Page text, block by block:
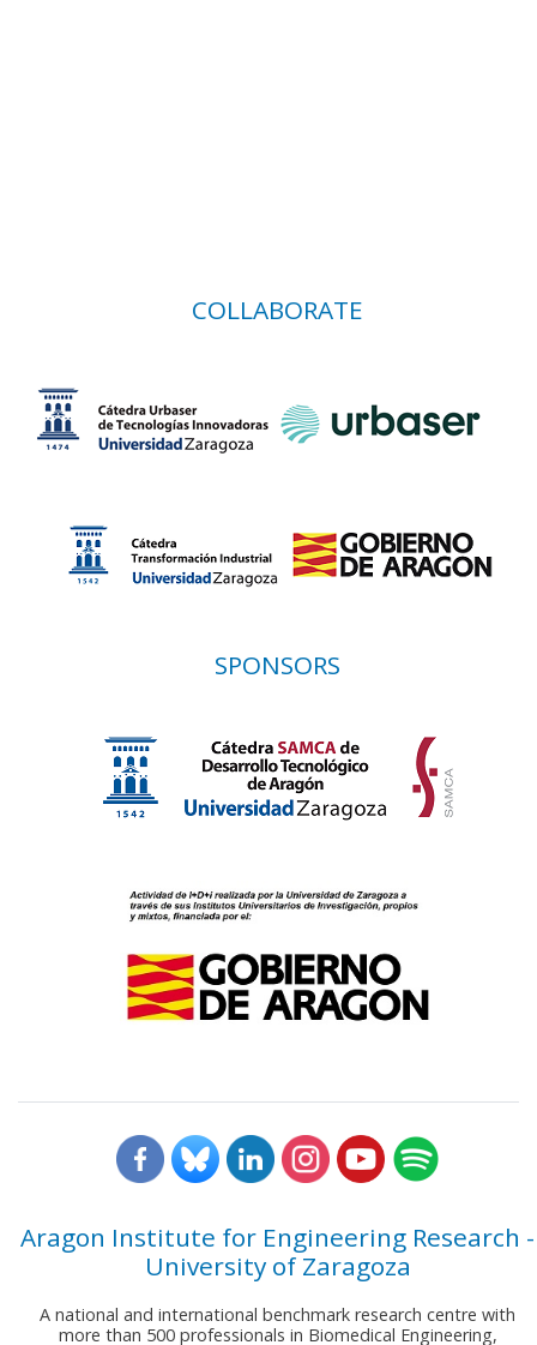
COLLABORATE
SPONSORS
Aragon Institute for Engineering Research -
University of Zaragoza
A national and international benchmark research centre with
more than 500 professionals in Biomedical Engineering,